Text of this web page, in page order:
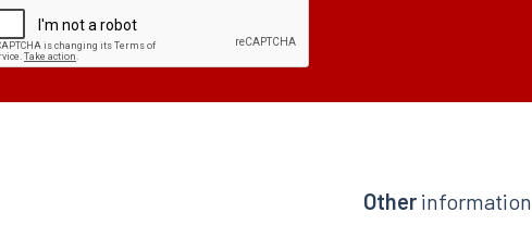
Other information